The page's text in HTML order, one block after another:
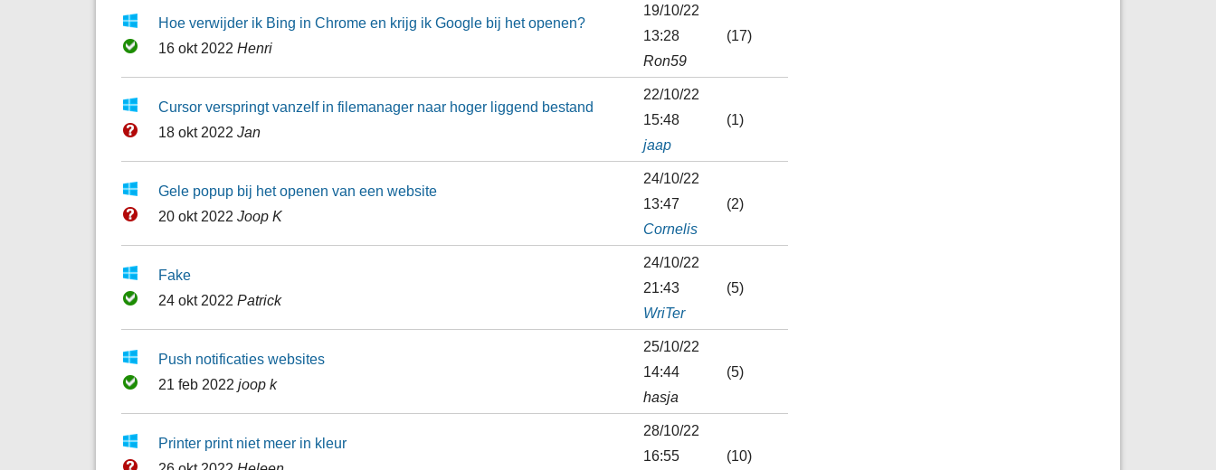
Hoe verwijder ik Bing in Chrome en krijg ik Google bij het openen?
16 okt 2022 Henri
19/10/22
13:28
Ron59
(17)
Cursor verspringt vanzelf in filemanager naar hoger liggend bestand
18 okt 2022 Jan
22/10/22
15:48
jaap
(1)
Gele popup bij het openen van een website
20 okt 2022 Joop K
24/10/22
13:47
Cornelis
(2)
Fake
24 okt 2022 Patrick
24/10/22
21:43
WriTer
(5)
Push notificaties websites
21 feb 2022 joop k
25/10/22
14:44
hasja
(5)
Printer print niet meer in kleur
28/10/22
16:55
(10)